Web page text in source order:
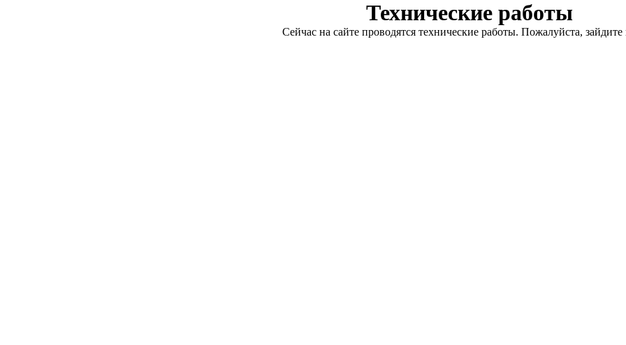
Технические работы
Сейчас на сайте проводятся технические работы. Пожалуйста, зайдите